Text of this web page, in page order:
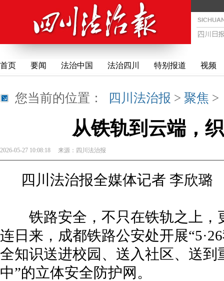
首页 要闻 法治中国 法治四川 特别报道 视频
您当前的位置： 四川法治报 > 聚焦
从铁轨到云端，
2026-05-27 10:08:18 来源： 四川法治报
四川法治报全媒体记者 李欣璐
铁路安全，不只在铁轨之上，
连日来，成都铁路公安处开展
全知识送进校园、送入社区、送到
中”的立体安全防护网。